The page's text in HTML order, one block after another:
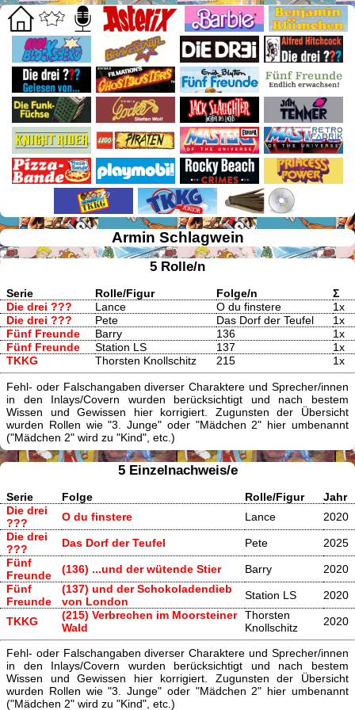
Armin Schlagwein
5 Rolle/n
Serie Rolle/Figur Folge/n
Σ
Die drei ???
Lance O du finstere
1x
Die drei ???
Pete Das Dorf der Teufel
1x
Fünf Freunde
Barry 136
1x
Fünf Freunde
Station LS 137
1x
TKKG
Thorsten Knollschitz 215 1x
Fehl- oder Falschangaben diverser Charaktere und Sprecher/innen
in den Inlays/Covern wurden berücksichtigt und nach bestem
Wissen und Gewissen hier korrigiert. Zugunsten der Übersicht
wurden Rollen wie "3. Junge" oder "Mädchen 2" hier umbenannt
("Mädchen 2" wird zu "Kind", etc.)
5 Einzelnachweis/e
Serie Folge Rolle/Figur
Jahr
Die drei
???
O du finstere Lance
2020
Die drei
???
Das Dorf der Teufel Pete
2025
Fünf
Freunde
(136) ...und der wütende Stier Barry
2020
Fünf
Freunde
(137) und der Schokoladendieb
von London
Station LS 2020
TKKG
(215) Verbrechen im Moorsteiner
Wald
Thorsten
Knollschitz
2020
Fehl- oder Falschangaben diverser Charaktere und Sprecher/innen
in den Inlays/Covern wurden berücksichtigt und nach bestem
Wissen und Gewissen hier korrigiert. Zugunsten der Übersicht
wurden Rollen wie "3. Junge" oder "Mädchen 2" hier umbenannt
("Mädchen 2" wird zu "Kind", etc.)